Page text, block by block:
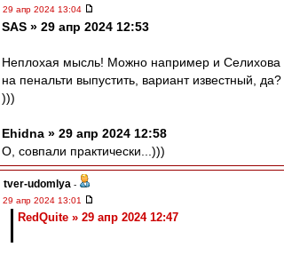
29 апр 2024 13:04
SAS » 29 апр 2024 12:53
Неплохая мысль! Можно например и Селихова
на пенальти выпустить, вариант известный, да?
)))
Ehidna » 29 апр 2024 12:58
О, совпали практически...)))
tver-udomlya -
29 апр 2024 13:01
RedQuite » 29 апр 2024 12:47